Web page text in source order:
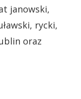
janowski,
rycki,
oraz